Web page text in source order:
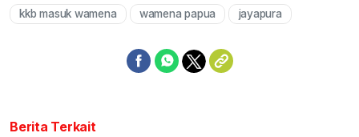
kkb masuk wamena wamena papua jayapura
Berita Terkait